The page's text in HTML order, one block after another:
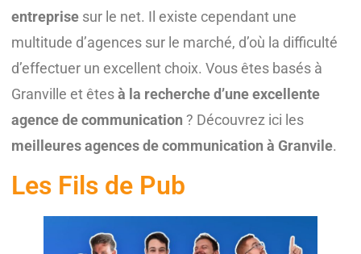
entreprise sur le net. Il existe cependant une
multitude d’agences sur le marché, d’où la difficulté
d’effectuer un excellent choix. Vous êtes basés à
Granville et êtesà la recherche d’une excellente
agence de communication ? Découvrez ici les
meilleures agences de communication à Granvile.
Les Fils de Pub